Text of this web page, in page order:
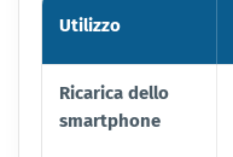
Utilizzo
Ricarica dello
smartphone